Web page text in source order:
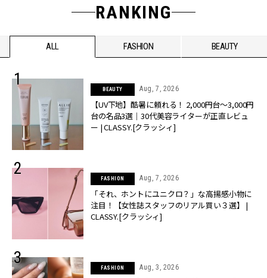
RANKING
ALL FASHION BEAUTY
BEAUTY Aug, 7, 2026
【UV下地】酷暑に頼れる！ 2,000円台〜3,000円
台の名品3選｜30代美容ライターが正直レビュ
ー | CLASSY.[クラッシィ]
FASHION Aug, 7, 2026
「それ、ホントにユニクロ？」な高揚感小物に
注目！【女性誌スタッフのリアル買い３選】 |
CLASSY.[クラッシィ]
FASHION Aug, 3, 2026